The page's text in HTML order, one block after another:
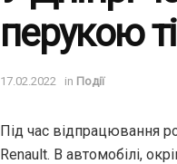
перукою
17.02.2022 in Події
Під час відпрацювання
Renault. В автомобілі,